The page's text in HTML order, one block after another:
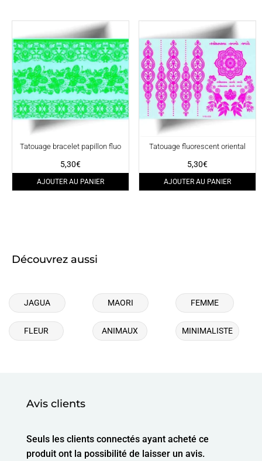
Tatouage bracelet papillon fluo
5,30€
AJOUTER AU PANIER
Tatouage fluorescent oriental
5,30€
AJOUTER AU PANIER
Découvrez aussi
JAGUA MAORI FEMME
FLEUR ANIMAUX MINIMALISTE
Avis clients
Seuls les clients connectés ayant acheté ce
produit ont la possibilité de laisser un avis.